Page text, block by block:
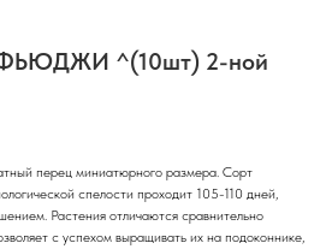
^(10шт) 2-ной
перец миниатюрного размера. Сорт
спелости проходит 105-110 дней,
Растения отличаются сравнительно
с успехом выращивать их на подоконнике,